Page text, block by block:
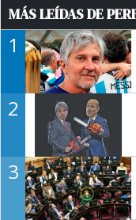
MÁS LEÍDAS DE
1
2
3